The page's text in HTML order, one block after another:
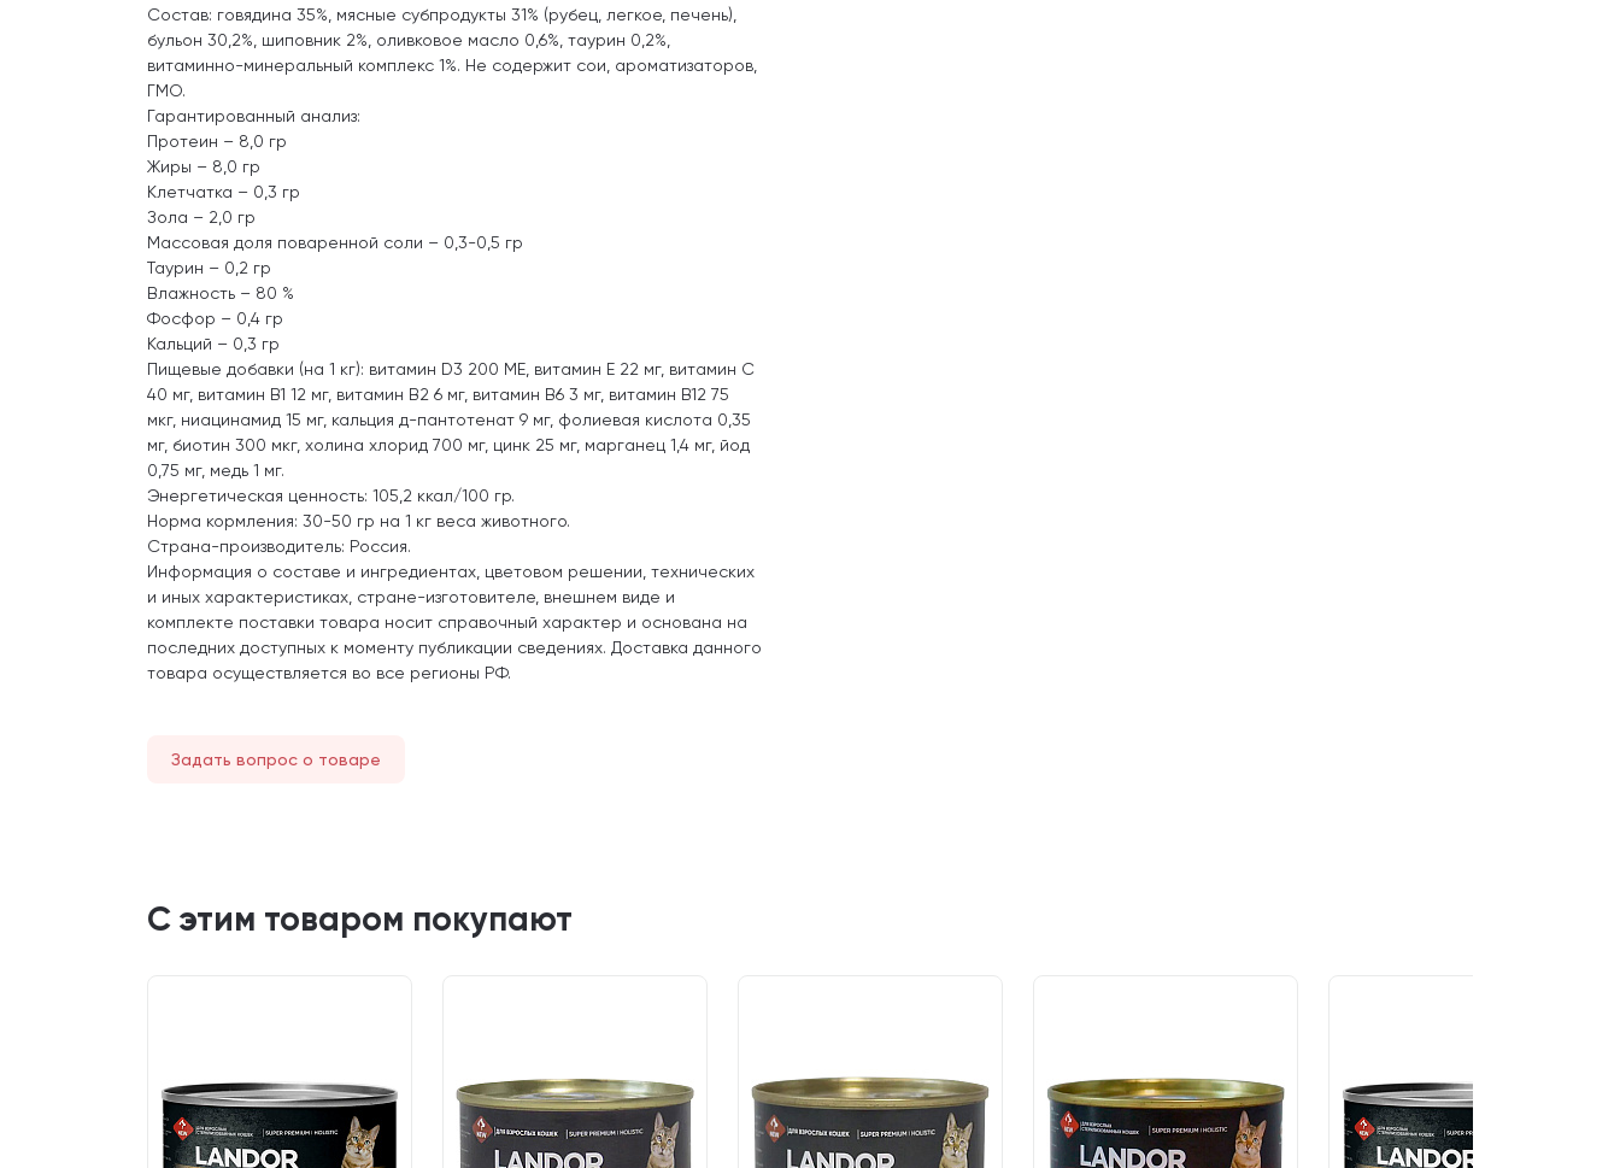
Состав: говядина 35%, мясные субпродукты 31% (рубец, легкое, печень),
бульон 30,2%, шиповник 2%, оливковое масло 0,6%, таурин 0,2%,
витаминно-минеральный комплекс 1%. Не содержит сои, ароматизаторов,
ГМО.
Гарантированный анализ:
Протеин – 8,0 гр
Жиры – 8,0 гр
Клетчатка – 0,3 гр
Зола – 2,0 гр
Массовая доля поваренной соли – 0,3-0,5 гр
Таурин – 0,2 гр
Влажность – 80 %
Фосфор – 0,4 гр
Кальций – 0,3 гр
Пищевые добавки (на 1 кг): витамин D3 200 МЕ, витамин E 22 мг, витамин С
40 мг, витамин В1 12 мг, витамин В2 6 мг, витамин В6 3 мг, витамин В12 75
мкг, ниацинамид 15 мг, кальция д-пантотенат 9 мг, фолиевая кислота 0,35
мг, биотин 300 мкг, холина хлорид 700 мг, цинк 25 мг, марганец 1,4 мг, йод
0,75 мг, медь 1 мг.
Энергетическая ценность: 105,2 ккал/100 гр.
Норма кормления: 30-50 гр на 1 кг веса животного.
Страна-производитель: Россия.
Информация о составе и ингредиентах, цветовом решении, технических
и иных характеристиках, стране-изготовителе, внешнем виде и
комплекте поставки товара носит справочный характер и основана на
последних доступных к моменту публикации сведениях. Доставка данного
товара осуществляется во все регионы РФ.
Задать вопрос о товаре
С этим товаром покупают